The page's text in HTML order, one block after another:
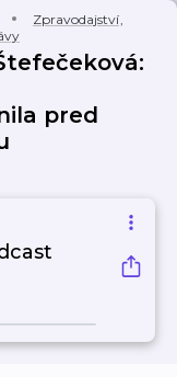
Zpravodajství,
pred